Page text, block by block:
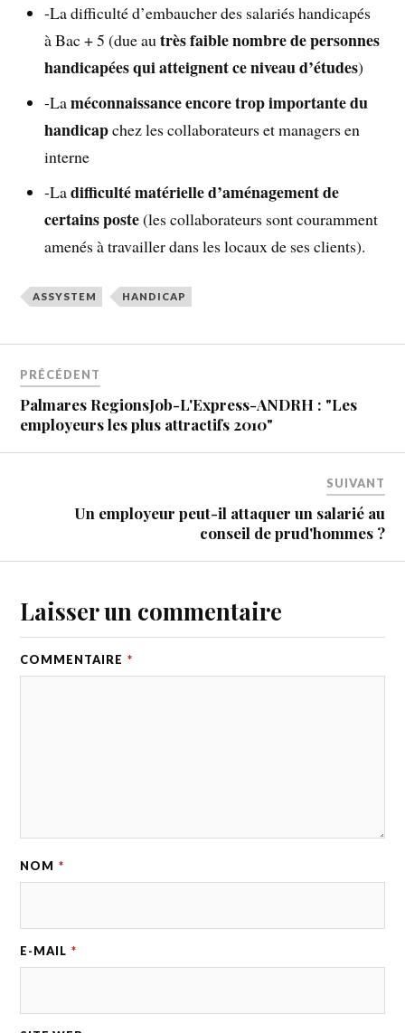
-La difficulté d’embaucher des salariés handicapés
à Bac + 5 (due autrès faible nombre de personnes
handicapées qui atteignent ce niveau d’études)
-Laméconnaissance encore trop importante du
handicapchez les collaborateurs et managers en
interne
-Ladifficulté matérielle d’aménagement de
certains poste(les collaborateurs sont couramment
amenés à travailler dans les locaux de ses clients).
ASSYSTEM HANDICAP
PRÉCÉDENT
Palmares RegionsJob-L'Express-ANDRH : "Les
employeurs les plus attractifs 2010"
SUIVANT
Un employeur peut-il attaquer un salarié au
conseil de prud'hommes ?
Laisser un commentaire
COMMENTAIRE *
NOM *
E-MAIL *